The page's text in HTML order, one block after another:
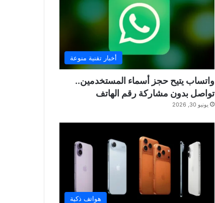
أخبار تقنية منوعة
واتساب يتيح حجز أسماء المستخدمين..
تواصل بدون مشاركة رقم الهاتف
يونيو 30, 2026
هواتف ذكية